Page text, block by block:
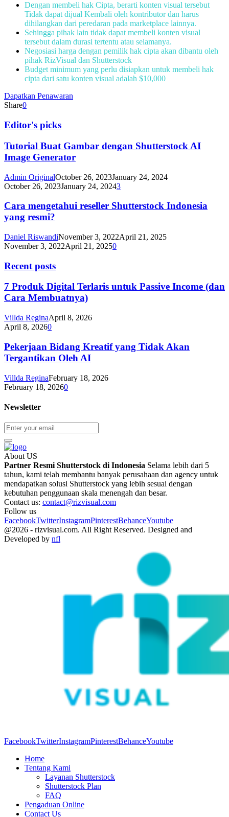
Dengan membeli hak Cipta, berarti konten visual tersebut
Tidak dapat dijual Kembali oleh kontributor dan harus
dihilangkan dari peredaran pada marketplace lainnya.
Sehingga pihak lain tidak dapat membeli konten visual
tersebut dalam durasi tertentu atau selamanya.
Negosiasi harga dengan pemilik hak cipta akan dibantu oleh
pihak RizVisual dan Shutterstock
Budget minimum yang perlu disiapkan untuk membeli hak
cipta dari satu konten visual adalah $10,000
Dapatkan Penawaran
Share0
Editor's picks
Tutorial Buat Gambar dengan Shutterstock AI
Image Generator
Admin OriginalOctober 26, 2023January 24, 2024
October 26, 2023January 24, 20243
Cara mengetahui reseller Shutterstock Indonesia
yang resmi?
Daniel RiswandiNovember 3, 2022April 21, 2025
November 3, 2022April 21, 20250
Recent posts
7 Produk Digital Terlaris untuk Passive Income (dan
Cara Membuatnya)
Villda ReginaApril 8, 2026
April 8, 20260
Pekerjaan Bidang Kreatif yang Tidak Akan
Tergantikan Oleh AI
Villda ReginaFebruary 18, 2026
February 18, 20260
Newsletter
About US
Partner Resmi Shutterstock di Indonesia Selama lebih dari 5
tahun, kami telah membantu banyak perusahaan dan agency untuk
mendapatkan solusi Shutterstock yang lebih sesuai dengan
kebutuhan penggunaan skala menengah dan besar.
Contact us: contact@rizvisual.com
Follow us
FacebookTwitterInstagramPinterestBehanceYoutube
@2026 - rizvisual.com. All Right Reserved. Designed and
Developed by nfl
FacebookTwitterInstagramPinterestBehanceYoutube
Home
Tentang Kami
Layanan Shutterstock
Shutterstock Plan
FAQ
Pengaduan Online
Contact Us